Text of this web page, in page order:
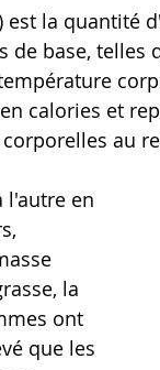
est la quantité
de base, telles
calories et
au
l'autre en
la
ont
que les